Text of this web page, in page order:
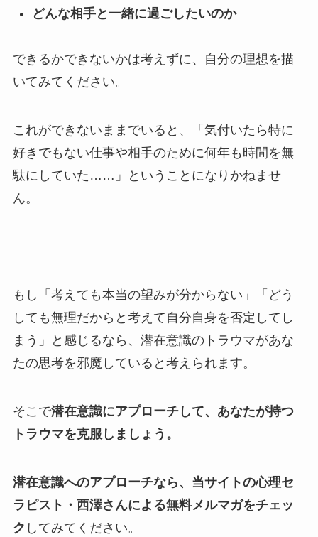
どんな相手と一緒に過ごしたいのか
できるかできないかは考えずに、自分の理想を描
いてみてください。
これができないままでいると、「気付いたら特に
好きでもない仕事や相手のために何年も時間を無
駄にしていた……」ということになりかねませ
ん。
もし「考えても本当の望みが分からない」「どう
しても無理だからと考えて自分自身を否定してし
まう」と感じるなら、潜在意識のトラウマがあな
たの思考を邪魔していると考えられます。
そこで潜在意識にアプローチして、あなたが持つ
トラウマを克服しましょう。
潜在意識へのアプローチなら、当サイトの心理セ
ラピスト・西澤さんによる無料メルマガをチェッ
ク してみてください。